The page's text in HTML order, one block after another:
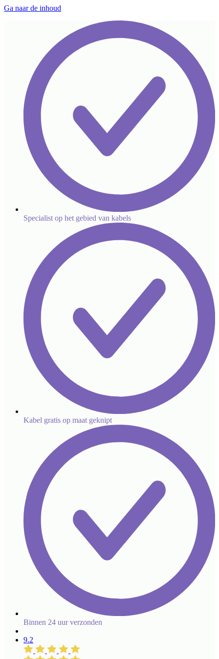
Ga naar de inhoud
Specialist op het gebied van kabels
Kabel gratis op maat geknipt
Binnen 24 uur verzonden
9.2